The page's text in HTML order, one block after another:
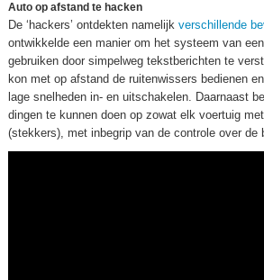
Auto op afstand te hacken
De ‘hackers’ ontdekten namelijk verschillende
ontwikkelde een manier om het systeem van
gebruiken door simpelweg tekstberichten te
kon met op afstand de ruitenwissers bedienen
lage snelheden in- en uitschakelen. Daarnaast
dingen te kunnen doen op zowat elk voertuig met
(stekkers), met inbegrip van de controle over de